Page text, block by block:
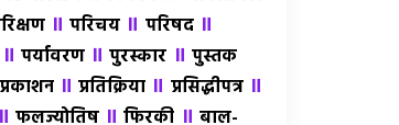
॥परिचय ॥ परिषद ॥
॥ पर्यावरण ॥पुरस्कार ॥पुस्तक
प्रकाशन ॥प्रतिक्रिया ॥ प्रसिद्धीपत्र ॥
॥ फलज्योतिष ॥फिरकी ॥बाल-